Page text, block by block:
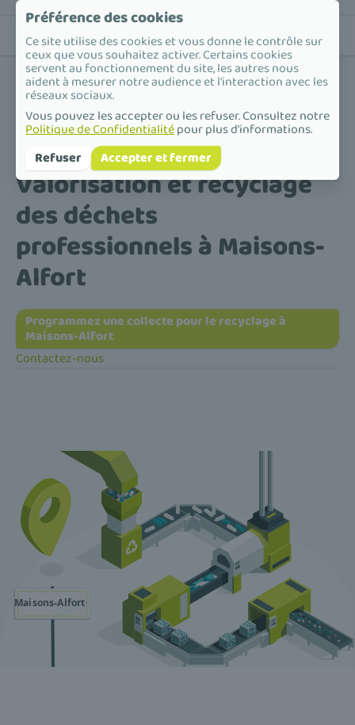
Accueil /Valorisation et recyclage des déchets professionnels /
Île-de-France / Val-de-Marne /Maisons-Alfort
Valorisation et recyclage
des déchets
professionnels à Maisons-
Alfort
Programmez une collecte pour le recyclage à
Maisons-Alfort
Contactez-nous
Préférence des cookies
Ce site utilise des cookies et vous donne le contrôle sur
ceux que vous souhaitez activer. Certains cookies
servent au fonctionnement du site, les autres nous
aident à mesurer notre audience et l'interaction avec les
réseaux sociaux.
Vous pouvez les accepter ou les refuser. Consultez notre
Politique de Confidentialitépour plus d'informations.
Refuser
Accepter et fermer